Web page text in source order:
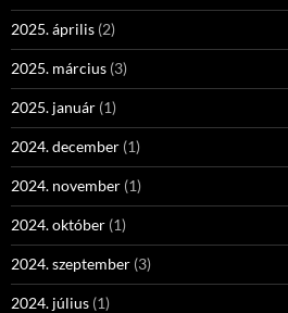
2025. április (2)
2025. március (3)
2025. január (1)
2024. december (1)
2024. november (1)
2024. október (1)
2024. szeptember (3)
2024. július (1)